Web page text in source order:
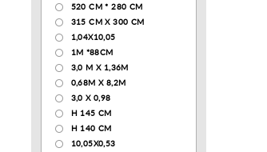
520 СМ * 280 СМ
315 CM X 300 CM
1,04X10,05
1М *88СМ
3,0 М Х 1,36М
0,68М Х 8,2М
3,0 Х 0,98
H 145 CM
H 140 CM
10,05Х0,53